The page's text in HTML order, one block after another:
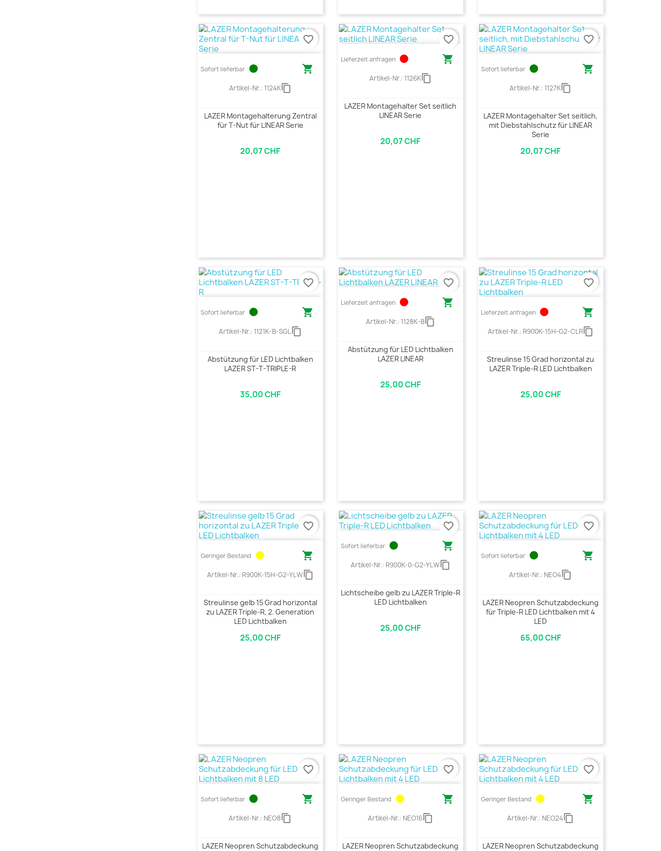
Sofort lieferbar circle 
Artikel-Nr.: 1124Kcontent_copy
LAZER Montagehalterung Zentral
für T-Nut für LINEAR Serie
20,07 CHF
favorite_border
Lieferzeit anfragen circle 
Artikel-Nr.: 1126Kcontent_copy
LAZER Montagehalter Set seitlich
LINEAR Serie
20,07 CHF
favorite_border
Sofort lieferbar circle 
Artikel-Nr.:1127Kcontent_copy
LAZER Montagehalter Set seitlich,
mit Diebstahlschutz für LINEAR
Serie
20,07 CHF
favorite_border
Sofort lieferbar circle 
Artikel-Nr.: 1121K-B-SGLcontent_copy
Abstützung für LED Lichtbalken
LAZER ST-T-TRIPLE-R
35,00 CHF
favorite_border
Lieferzeit anfragen circle 
Artikel-Nr.: 1128K-Bcontent_copy
Abstützung für LED Lichtbalken
LAZER LINEAR
25,00 CHF
favorite_border
Lieferzeit anfragen circle 
Artikel-Nr.: R900K-15H-G2-CLRcontent_copy
Streulinse 15 Grad horizontal zu
LAZER Triple-R LED Lichtbalken
25,00 CHF
favorite_border
Geringer Bestand circle 
Artikel-Nr.: R900K-15H-G2-YLWcontent_copy
Streulinse gelb 15 Grad horizontal
zu LAZER Triple-R, 2. Generation
LED Lichtbalken
25,00 CHF
favorite_border
Sofort lieferbar circle 
Artikel-Nr.: R900K-0-G2-YLWcontent_copy
Lichtscheibe gelb zu LAZER Triple-R
LED Lichtbalken
25,00 CHF
favorite_border
Sofort lieferbar circle 
Artikel-Nr.: NEO4content_copy
LAZER Neopren Schutzabdeckung
für Triple-R LED Lichtbalken mit 4
LED
65,00 CHF
favorite_border
Sofort lieferbar circle 
Artikel-Nr.: NEO8content_copy
LAZER Neopren Schutzabdeckung
favorite_border
Geringer Bestand circle 
Artikel-Nr.: NEO16content_copy
LAZER Neopren Schutzabdeckung
favorite_border
Geringer Bestand circle 
Artikel-Nr.: NEO24content_copy
LAZER Neopren Schutzabdeckung
favorite_border